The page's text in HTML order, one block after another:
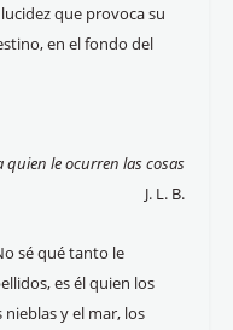
que provoca su
en el fondo del
quien le ocurren las cosas
J. L. B.
sé qué tanto le
es él quien los
nieblas y el mar, los